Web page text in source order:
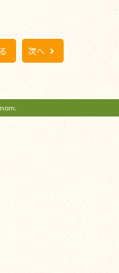
次へ